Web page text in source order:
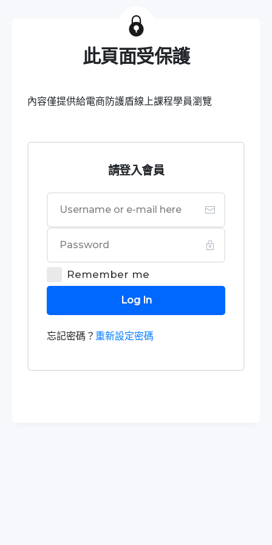
此頁面受保護
內容僅提供給電商防護盾線上課程學員瀏覽
請登入會員
Remember me
Log In
忘記密碼？ 重新設定密碼